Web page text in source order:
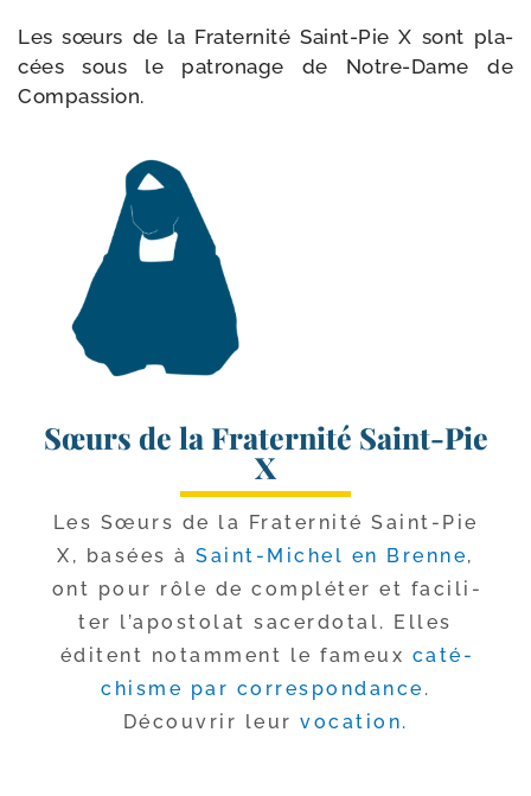
Les sœurs de la Fraternité Saint-​Pie X sont pla­
cées sous le patro­nage de Notre-​Dame de
Compassion.
Sœurs de la Fraternité Saint-Pie
X
Les Sœurs de la Fraternité Saint-​Pie
X, basées àSaint-​Michel en Brenne,
ont pour rôle de com­plé­ter et faci­li­
ter l’apostolat sacer­do­tal. Elles
éditent notam­ment le fameux caté­
chisme par cor­res­pon­dance .
Découvrir leur voca­tion.